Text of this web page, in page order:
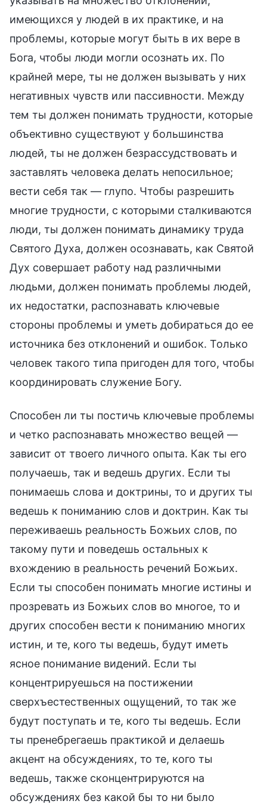
имеющихся у людей в их практике, и на
проблемы, которые могут быть в их вере в
Бога, чтобы люди могли осознать их. По
крайней мере, ты не должен вызывать у них
негативных чувств или пассивности. Между
тем ты должен понимать трудности, которые
объективно существуют у большинства
людей, ты не должен безрассудствовать и
заставлять человека делать непосильное;
вести себя так — глупо. Чтобы разрешить
многие трудности, с которыми сталкиваются
люди, ты должен понимать динамику труда
Святого Духа, должен осознавать, как Святой
Дух совершает работу над различными
людьми, должен понимать проблемы людей,
их недостатки, распознавать ключевые
стороны проблемы и уметь добираться до ее
источника без отклонений и ошибок. Только
человек такого типа пригоден для того, чтобы
координировать служение Богу.
Способен ли ты постичь ключевые проблемы
и четко распознавать множество вещей —
зависит от твоего личного опыта. Как ты его
получаешь, так и ведешь других. Если ты
понимаешь слова и доктрины, то и других ты
ведешь к пониманию слов и доктрин. Как ты
переживаешь реальность Божьих слов, по
такому пути и поведешь остальных к
вхождению в реальность речений Божьих.
Если ты способен понимать многие истины и
прозревать из Божьих слов во многое, то и
других способен вести к пониманию многих
истин, и те, кого ты ведешь, будут иметь
ясное понимание видений. Если ты
концентрируешься на постижении
сверхъестественных ощущений, то так же
будут поступать и те, кого ты ведешь. Если
ты пренебрегаешь практикой и делаешь
акцент на обсуждениях, то те, кого ты
ведешь, также сконцентрируются на
обсуждениях без какой бы то ни было